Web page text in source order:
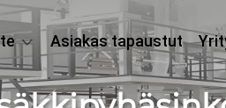
Asiakas tapaustut